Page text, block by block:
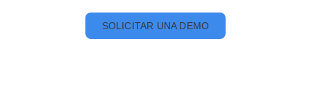
SOLICITAR UNA DEMO